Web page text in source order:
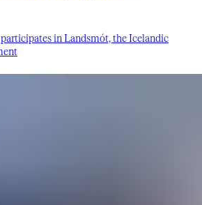
in Landsmót, the Icelandic